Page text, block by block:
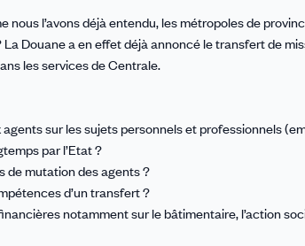
l’avons déjà entendu, les métropoles de
Douane a en effet déjà annoncé le transfert de
les services de Centrale.
sur les sujets personnels et professionnels
par l’Etat ?
de mutation des agents ?
d’un transfert ?
notamment sur le bâtimentaire, l’action